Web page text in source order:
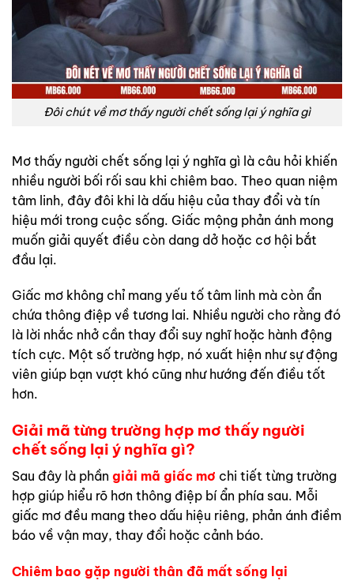
Đôi chút về mơ thấy người chết sống lại ý nghĩa gì
Mơ thấy người chết sống lại ý nghĩa gì là câu hỏi khiến
nhiều người bối rối sau khi chiêm bao. Theo quan niệm
tâm linh, đây đôi khi là dấu hiệu của thay đổi và tín
hiệu mới trong cuộc sống. Giấc mộng phản ánh mong
muốn giải quyết điều còn dang dở hoặc cơ hội bắt
đầu lại.
Giấc mơ không chỉ mang yếu tố tâm linh mà còn ẩn
chứa thông điệp về tương lai. Nhiều người cho rằng đó
là lời nhắc nhở cần thay đổi suy nghĩ hoặc hành động
tích cực. Một số trường hợp, nó xuất hiện như sự động
viên giúp bạn vượt khó cũng như hướng đến điều tốt
hơn.
Giải mã từng trường hợp mơ thấy người
chết sống lại ý nghĩa gì?
Sau đây là phần giải mã giấc mơ chi tiết từng trường
hợp giúp hiểu rõ hơn thông điệp bí ẩn phía sau. Mỗi
giấc mơ đều mang theo dấu hiệu riêng, phản ánh điềm
báo về vận may, thay đổi hoặc cảnh báo.
Chiêm bao gặp người thân đã mất sống lại